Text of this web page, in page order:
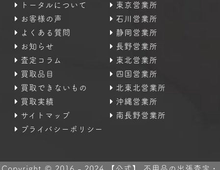
トータルについて
お客様の声
よくある質問
お知らせ
査定コラム
買取品目
買取できないもの
買取実績
サイトマップ
プライバシーポリシー
東京営業所
石川営業所
静岡営業所
長野営業所
東北営業所
四国営業所
北東北営業所
沖縄営業所
南長野営業所